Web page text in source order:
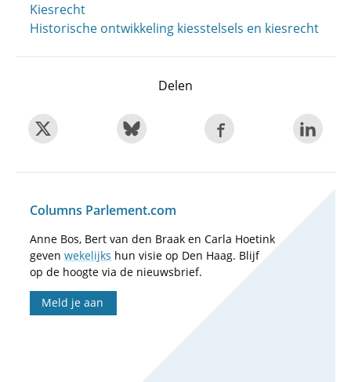
Kiesrecht
Historische ontwikkeling kiesstelsels en kiesrecht
Delen
Columns Parlement.com
Anne Bos, Bert van den Braak en Carla Hoetink
geven wekelijks hun visie op Den Haag. Blijf
op de hoogte via de nieuwsbrief.
Meld je aan